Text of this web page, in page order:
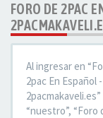
FORO DE 2PAC
Al ingresar en
2pac En Español -
“nuestro”, “Foro